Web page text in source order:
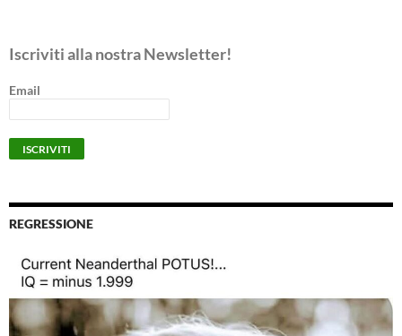
Iscriviti alla nostra Newsletter!
Email
REGRESSIONE